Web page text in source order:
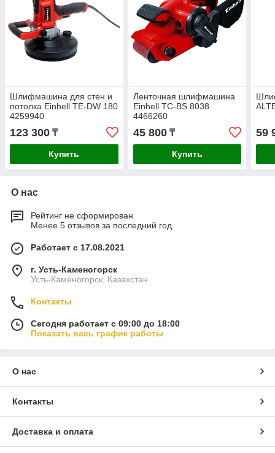
Шлифмашина для стен и
потолка Einhell TE-DW 180
4259940
123 300 ₸
Купить
Ленточная шлифмашина
Einhell TC-BS 8038
4466260
45 800₸
Купить
59
О нас
Рейтинг не сформирован
Менее 5 отзывов за последний год
Работает с 17.08.2021
г. Усть-Каменогорск
Усть-Каменогорск, Казахстан
Контакты
Сегодня работает с 09:00 до 18:00
Показать весь график работы
О нас
Контакты
Доставка и оплата